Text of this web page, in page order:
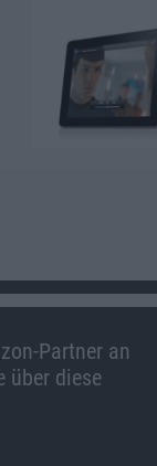
Partner an
über diese